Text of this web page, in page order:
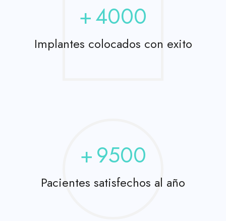
+4000
Implantes colocados con exito
+9500
Pacientes satisfechos al año